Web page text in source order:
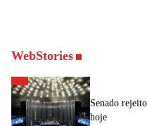
WebStories
Senado
hoje